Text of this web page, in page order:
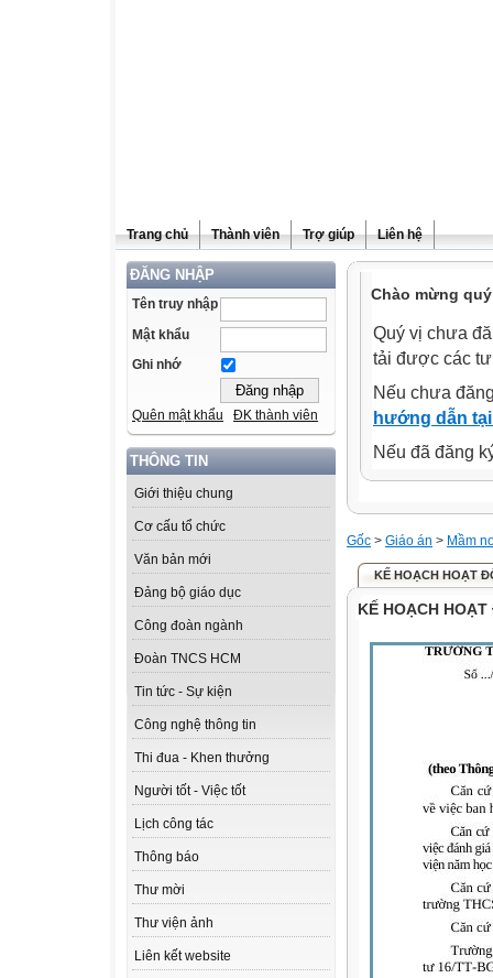
Trang chủ Thành viên Trợ giúp Liên hệ
ĐĂNG NHẬP
Tên truy nhập
Mật khẩu
Ghi nhớ
Quên mật khẩu ĐK thành viên
THÔNG TIN
Giới thiệu chung
Cơ cấu tổ chức
Văn bản mới
Đảng bộ giáo dục
Công đoàn ngành
Đoàn TNCS HCM
Tin tức - Sự kiện
Công nghệ thông tin
Thi đua - Khen thưởng
Người tốt - Việc tốt
Lịch công tác
Thông báo
Thư mời
Thư viện ảnh
Liên kết website
Chào mừng
Quý vị chưa
tải được các
Nếu chưa
hướng dẫn
Nếu đã đăng
Gốc > Giáo án > Mầm
KẾ HOẠCH HOẠT
KẾ HOẠCH